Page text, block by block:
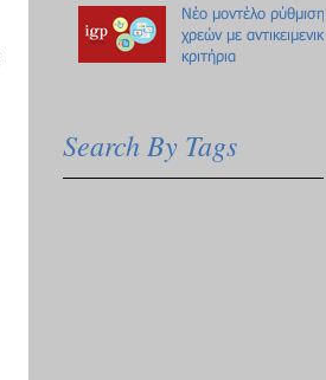
Νέο μοντέλο ρύθμισης
χρεών με αντικειμενικά
κριτήρια
Search By Tags